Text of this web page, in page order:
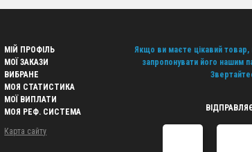
дозволяє задовольнити запити будь-якої
та логістиці, використовуючи можливості
доставку клієнтам по всій Україні, що
для власників онлайн-платформ, які бажають
МІЙ ПРОФІЛЬ
МОЇ ЗАКАЗИ
ВИБРАНЕ
МОЯ СТАТИСТИКА
МОЇ ВИПЛАТИ
МОЯ РЕФ. СИСТЕМА
Карта сайту
Якщо ви маєте цікавий товар,
запропонувати його нашим